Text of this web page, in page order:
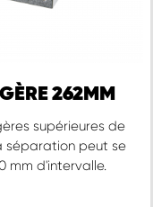
262MM
supérieures de
séparation peut se
mm d'intervalle.